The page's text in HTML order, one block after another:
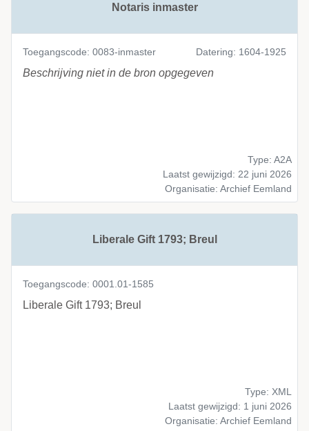
Notaris inmaster
Toegangscode: 0083-inmaster Datering: 1604-1925
Beschrijving niet in de bron opgegeven
Type: A2A
Laatst gewijzigd: 22 juni 2026
Organisatie: Archief Eemland
Liberale Gift 1793; Breul
Toegangscode: 0001.01-1585
Liberale Gift 1793; Breul
Type: XML
Laatst gewijzigd: 1 juni 2026
Organisatie: Archief Eemland